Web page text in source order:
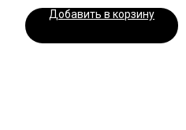
Добавить в корзину